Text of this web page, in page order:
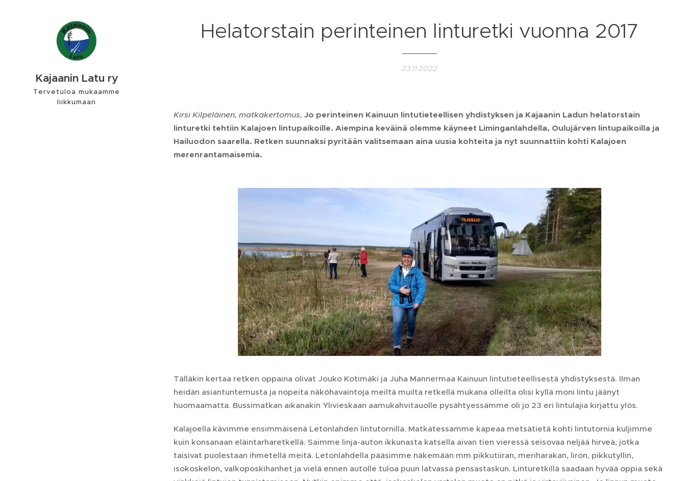
Kajaanin Latu ry
Tervetuloa mukaamme
liikkumaan
Helatorstain perinteinen linturetki vuonna 2017
23.11.2022
Kirsi Kilpeläinen, matkakertomus, Jo perinteinen Kainuun lintutieteellisen yhdistyksen ja Kajaanin Ladun helatorstain
linturetki tehtiin Kalajoen lintupaikoille. Aiempina keväinä olemme käyneet Liminganlahdella, Oulujärven lintupaikoilla ja
Hailuodon saarella. Retken suunnaksi pyritään valitsemaan aina uusia kohteita ja nyt suunnattiin kohti Kalajoen
merenrantamaisemia.
Tälläkin kertaa retken oppaina olivat Jouko Kotimäki ja Juha Mannermaa Kainuun lintutieteellisestä yhdistyksestä. Ilman
heidän asiantuntemusta ja nopeita näköhavaintoja meiltä muilta retkellä mukana olleilta olisi kyllä moni lintu jäänyt
huomaamatta. Bussimatkan aikanakin Ylivieskaan aamukahvitauolle pysähtyessämme oli jo 23 eri lintulajia kirjattu ylös.
Kalajoella kävimme ensimmäisenä Letonlahden lintutornilla. Matkatessamme kapeaa metsätietä kohti lintutornia kuljimme
kuin konsanaan eläintarharetkellä. Saimme linja-auton ikkunasta katsella aivan tien vieressä seisovaa neljää hirveä, jotka
taisivat puolestaan ihmetellä meitä. Letonlahdella pääsimme näkemään mm pikkutiiran, meriharakan, liron, pikkutyllin,
isokoskelon, valkoposkihanhet ja vielä ennen autolle tuloa puun latvassa pensastaskun. Linturetkillä saadaan hyvää oppia sekä